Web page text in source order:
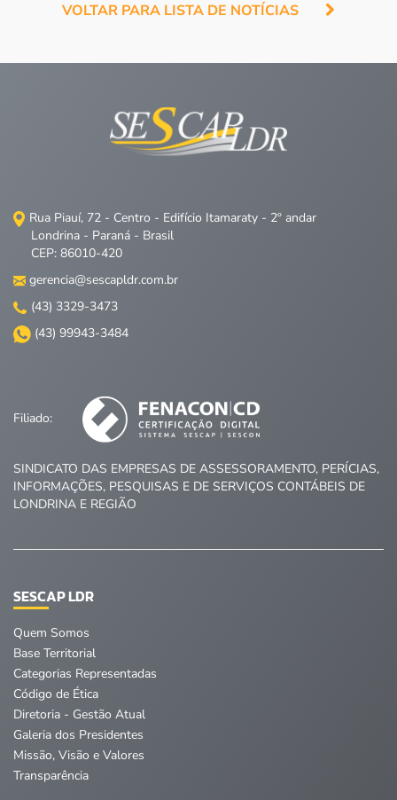
VOLTAR PARA LISTA DE NOTÍCIAS
Rua Piauí, 72 - Centro - Edifício Itamaraty - 2º andar
Londrina - Paraná - Brasil
CEP: 86010-420
gerencia@sescapldr.com.br
(43) 3329-3473
(43) 99943-3484
Filiado:
SINDICATO DAS EMPRESAS DE ASSESSORAMENTO, PERÍCIAS,
INFORMAÇÕES, PESQUISAS E DE SERVIÇOS CONTÁBEIS DE
LONDRINA E REGIÃO
SESCAP LDR
Quem Somos
Base Territorial
Categorias Representadas
Código de Ética
Diretoria - Gestão Atual
Galeria dos Presidentes
Missão, Visão e Valores
Transparência